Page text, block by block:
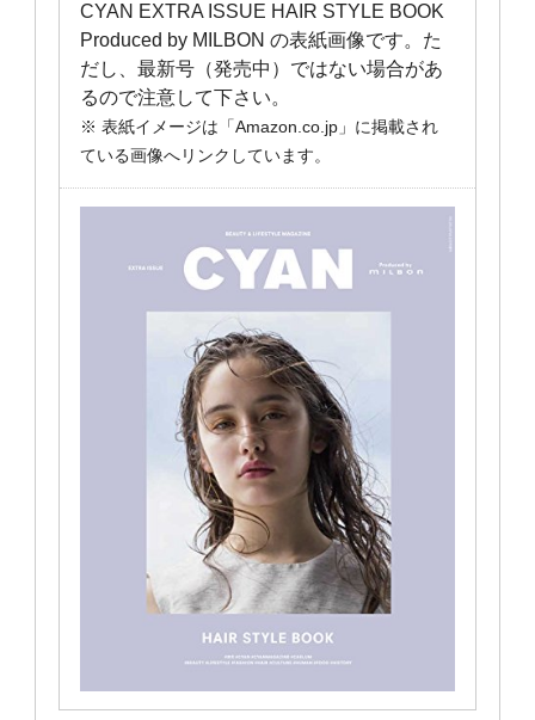
CYAN EXTRA ISSUE HAIR STYLE BOOK
Produced by MILBON の表紙画像です。た
だし、最新号（発売中）ではない場合があ
るので注意して下さい。
※ 表紙イメージは「Amazon.co.jp」に掲載され
ている画像へリンクしています。